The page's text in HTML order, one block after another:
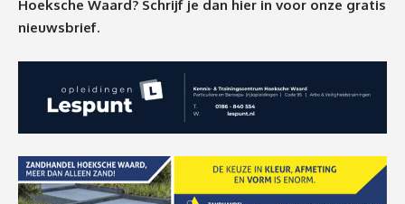
Hoeksche Waard? Schrijf je dan hier in voor onze gratis
nieuwsbrief.